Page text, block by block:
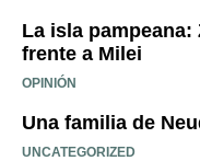
La isla
frente a Milei
OPINIÓN
Una familia de
UNCATEGORIZED